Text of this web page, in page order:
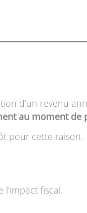
d’un revenu
au moment de
pour cette raison.
fiscal.